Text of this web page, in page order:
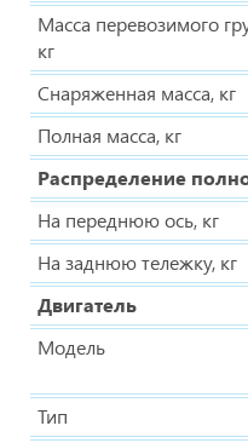
Масса перевозимого
кг
Снаряженная масса, кг
Полная масса, кг
Распределение
На переднюю ось, кг
На заднюю тележку, кг
Двигатель
Модель
Тип